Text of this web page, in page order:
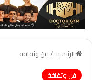
الرئيسية/فن وثقافة
فن وثقافة